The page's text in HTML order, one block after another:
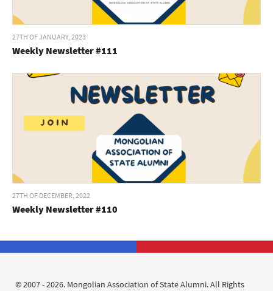
27TH OF JANUARY, 2023
Weekly Newsletter #111
27TH OF DECEMBER, 2022
Weekly Newsletter #110
© 2007 - 2026. Mongolian Association of State Alumni. All Rights